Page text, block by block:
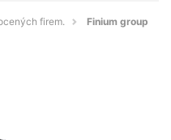
firem. Finium group